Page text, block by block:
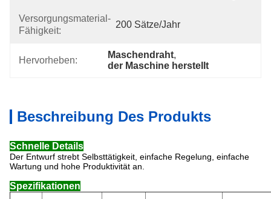
Versorgungsmaterial-
Fähigkeit:
200 Sätze/Jahr
Hervorheben:
Maschendraht,
der Maschine herstellt
Beschreibung Des Produkts
Schnelle Details
Der Entwurf strebt Selbsttätigkeit, einfache Regelung, einfache
Wartung und hohe Produktivität an.
Spezifikationen